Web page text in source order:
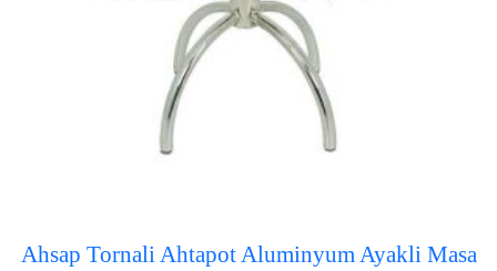
Ahsap Tornali Ahtapot Aluminyum Ayakli Masa